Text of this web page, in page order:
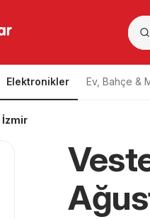
Elektronikler Ev, Bahçe &
İzmir